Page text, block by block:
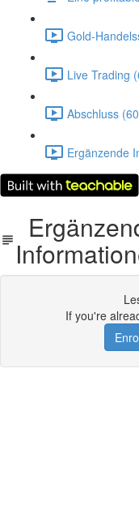
Gold-
Live Trading
Abschluss
Ergänzende
If you're